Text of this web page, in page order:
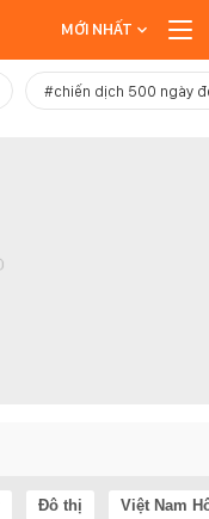
MỚI NHẤT
#chiến dịch 500 ngày
Đô thị Việt Nam